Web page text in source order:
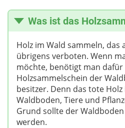
Was ist das
Holz im Wald sammeln, das
übrigens verboten. Wenn
möchte, benötigt man dafür
Holzsammelschein der
besitzer. Denn das tote
Waldboden, Tiere und
Grund sollte der
werden.